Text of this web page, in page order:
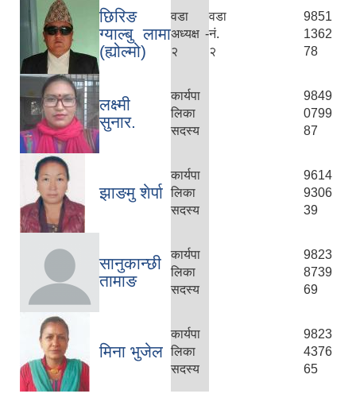
छिरिङ
ग्याल्बु लामा
(ह्योल्मो)
वडा
अध्यक्ष -
२
वडा
नं.
२
9851
1362
78
लक्ष्मी
सुनार.
कार्यपा
लिका
सदस्य
9849
0799
87
झाङमु शेर्पा
कार्यपा
लिका
सदस्य
9614
9306
39
सानुकान्छी
तामाङ
कार्यपा
लिका
सदस्य
9823
8739
69
मिना भुजेल
कार्यपा
लिका
सदस्य
9823
4376
65